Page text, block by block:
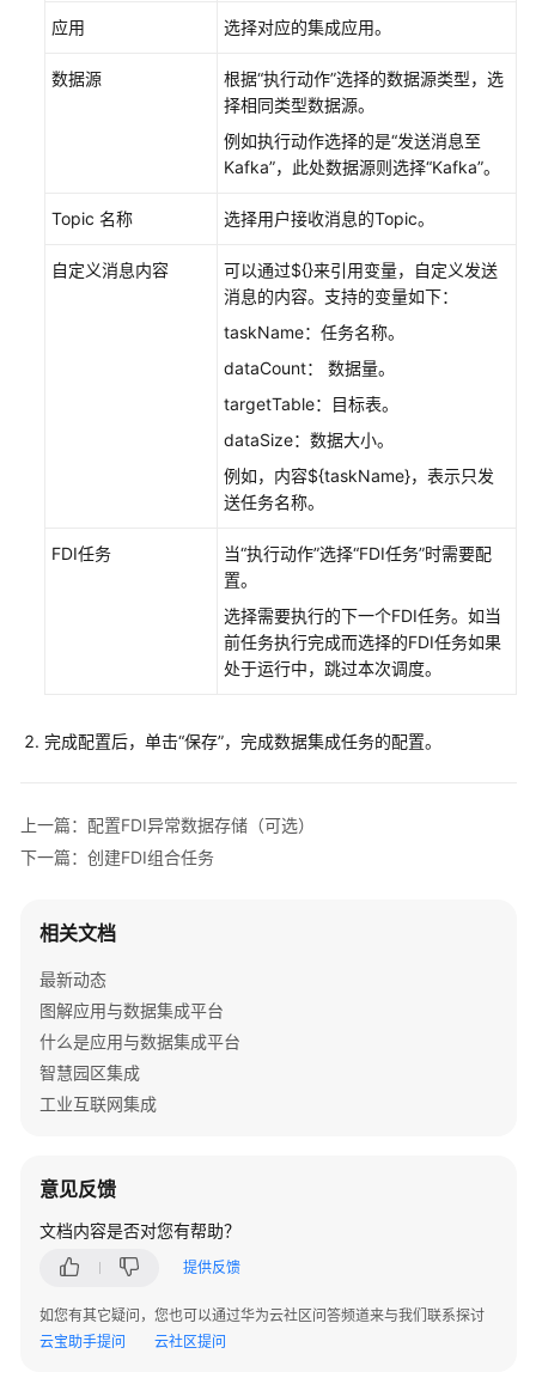
权
置
FDI
使
务
接
据
源
创
建
FDI
普
务
配
置
任
务
应用 选择对应的集成应用。
数据源
根据“执行动作”选择的数据源类型，选
择相同类型数据源。
例如执行动作选择的是“发送消息至
Kafka”，此处数据源则选择“Kafka”。
Topic 名称 选择用户接收消息的Topic。
自定义消息内容
可以通过${}来引用变量，自定义发送
消息的内容。支持的变量如下：
taskName：任务名称。
dataCount： 数据量。
targetTable：目标表。
dataSize：数据大小。
例如，内容${taskName}，表示只发
送任务名称。
FDI任务
当“执行动作”选择“FDI任务”时需要配
置。
选择需要执行的下一个FDI任务。如当
前任务执行完成而选择的FDI任务如果
处于运行中，跳过本次调度。
完成配置后，单击“保存”，完成数据集成任务的配置。
上一篇：配置FDI异常数据存储（可选）
下一篇：创建FDI组合任务
相关文档
最新动态
图解应用与数据集成平台
什么是应用与数据集成平台
智慧园区集成
工业互联网集成
意见反馈
文档内容是否对您有帮助？
提供反馈
如您有其它疑问，您也可以通过华为云社区问答频道来与我们联系探讨
云宝助手提问
云社区提问